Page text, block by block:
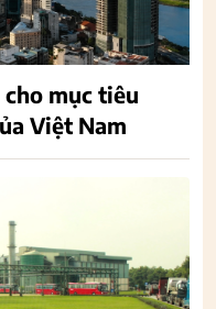
mục tiêu
Việt Nam